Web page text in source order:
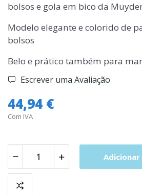
bolsos e gola em bico da
Modelo elegante e colorido de
bolsos
Belo e prático também para
Escrever uma Avaliação
44,94 €
Com IVA
Adicionar